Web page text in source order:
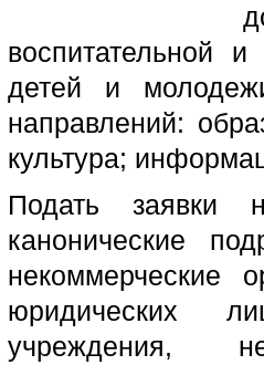
воспитательной и
детей и
направлений:
культура;
Подать заявки
канонические
некоммерческие
юридических
учреждения,